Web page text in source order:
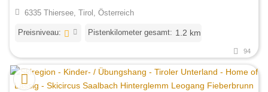
6335 Thiersee, Tirol, Österreich
Preisniveau: Pistenkilometer gesamt: 1.2 km
94